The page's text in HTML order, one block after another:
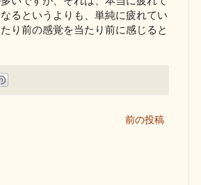
るというよりも、単純に疲れてい
り前の感覚を当たり前に感じると
前の投稿